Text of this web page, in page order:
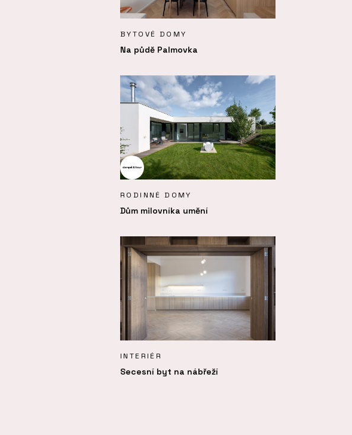
BYTOVÉ DOMY
Na půdě Palmovka
RODINNÉ DOMY
Dům milovníka umění
INTERIÉR
Secesní byt na nábřeží